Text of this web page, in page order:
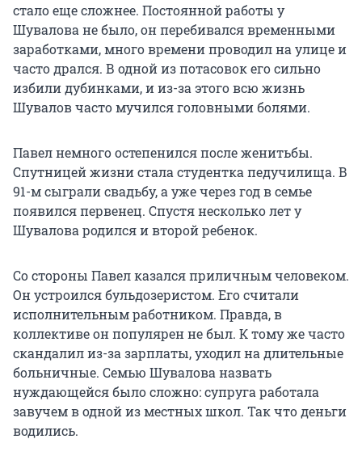
стало еще сложнее. Постоянной работы у
Шувалова не было, он перебивался временными
заработками, много времени проводил на улице и
часто дрался. В одной из потасовок его сильно
избили дубинками, и из-за этого всю жизнь
Шувалов часто мучился головными болями.
Павел немного остепенился после женитьбы.
Спутницей жизни стала студентка педучилища. В
91-м сыграли свадьбу, а уже через год в семье
появился первенец. Спустя несколько лет у
Шувалова родился и второй ребенок.
Со стороны Павел казался приличным человеком.
Он устроился бульдозеристом. Его считали
исполнительным работником. Правда, в
коллективе он популярен не был. К тому же часто
скандалил из-за зарплаты, уходил на длительные
больничные. Семью Шувалова назвать
нуждающейся было сложно: супруга работала
завучем в одной из местных школ. Так что деньги
водились.